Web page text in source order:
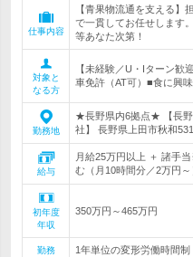
仕事内容
【青果物流通を支える】
で一貫してお任せします
等あなた次第！
対象と
なる方
【未経験／U・Iターン歓
車免許（AT可）■食に興
勤務地
★長野県内6拠点★ 【長野
社】 長野県上田市秋和
給与
月給25万円以上 ＋ 諸手
む（月10時間分／2万円
初年度
年収
350万円～465万円
勤務
1年単位の変形労働時間